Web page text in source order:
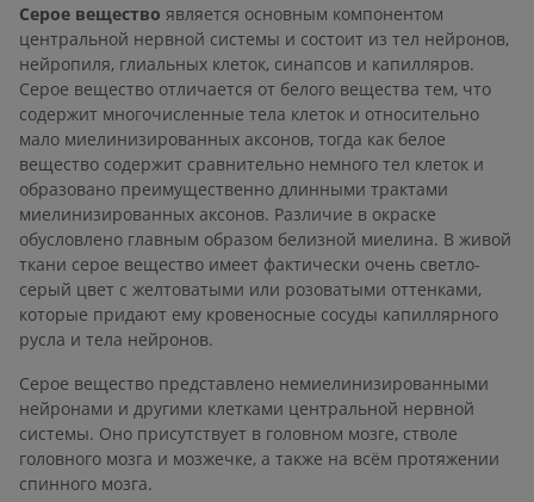
Серое вещество является основным компонентом
центральной нервной системы и состоит из тел нейронов,
нейропиля, глиальных клеток, синапсов и капилляров.
Серое вещество отличается от белого вещества тем, что
содержит многочисленные тела клеток и относительно
мало миелинизированных аксонов, тогда как белое
вещество содержит сравнительно немного тел клеток и
образовано преимущественно длинными трактами
миелинизированных аксонов. Различие в окраске
обусловлено главным образом белизной миелина. В живой
ткани серое вещество имеет фактически очень светло-
серый цвет с желтоватыми или розоватыми оттенками,
которые придают ему кровеносные сосуды капиллярного
русла и тела нейронов.
Серое вещество представлено немиелинизированными
нейронами и другими клетками центральной нервной
системы. Оно присутствует в головном мозге, стволе
головного мозга и мозжечке, а также на всём протяжении
спинного мозга.